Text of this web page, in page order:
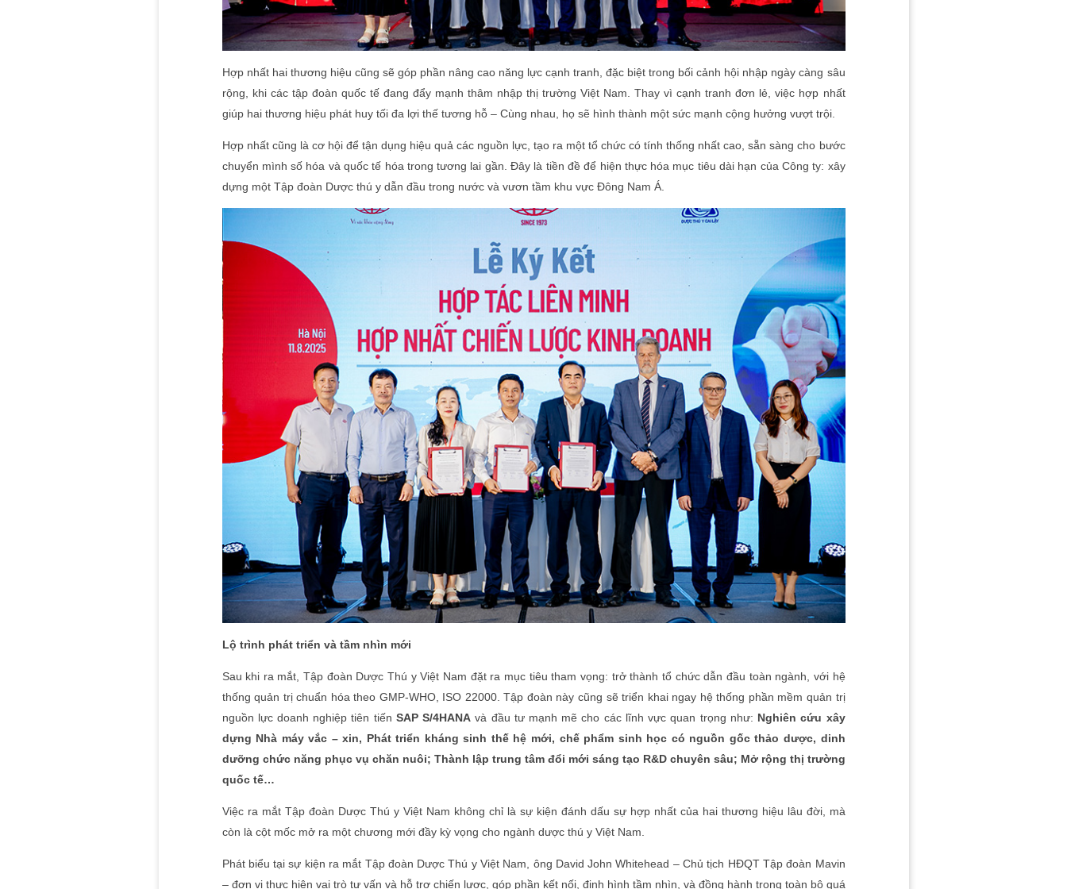
Hợp nhất hai thương hiệu cũng sẽ góp phần nâng cao năng lực cạnh tranh, đặc biệt trong bối cảnh hội nhập ngày càng sâu
rộng, khi các tập đoàn quốc tế đang đẩy mạnh thâm nhập thị trường Việt Nam. Thay vì cạnh tranh đơn lẻ, việc hợp nhất
giúp hai thương hiệu phát huy tối đa lợi thế tương hỗ – Cùng nhau, họ sẽ hình thành một sức mạnh cộng hưởng vượt trội.
Hợp nhất cũng là cơ hội để tận dụng hiệu quả các nguồn lực, tạo ra một tổ chức có tính thống nhất cao, sẵn sàng cho bước
chuyển mình số hóa và quốc tế hóa trong tương lai gần. Đây là tiền đề để hiện thực hóa mục tiêu dài hạn của Công ty: xây
dựng một Tập đoàn Dược thú y dẫn đầu trong nước và vươn tầm khu vực Đông Nam Á.
Lộ trình phát triển và tầm nhìn mới
Sau khi ra mắt, Tập đoàn Dược Thú y Việt Nam đặt ra mục tiêu tham vọng: trở thành tổ chức dẫn đầu toàn ngành, với hệ
thống quản trị chuẩn hóa theo GMP-WHO, ISO 22000. Tập đoàn này cũng sẽ triển khai ngay hệ thống phần mềm quản trị
nguồn lực doanh nghiệp tiên tiến SAP S/4HANA và đầu tư mạnh mẽ cho các lĩnh vực quan trọng như: Nghiên cứu xây
dựng Nhà máy vắc – xin, Phát triển kháng sinh thế hệ mới, chế phẩm sinh học có nguồn gốc thảo dược, dinh
dưỡng chức năng phục vụ chăn nuôi; Thành lập trung tâm đổi mới sáng tạo R&D chuyên sâu; Mở rộng thị trường
quốc tế…
Việc ra mắt Tập đoàn Dược Thú y Việt Nam không chỉ là sự kiện đánh dấu sự hợp nhất của hai thương hiệu lâu đời, mà
còn là cột mốc mở ra một chương mới đầy kỳ vọng cho ngành dược thú y Việt Nam.
Phát biểu tại sự kiện ra mắt Tập đoàn Dược Thú y Việt Nam, ông David John Whitehead – Chủ tịch HĐQT Tập đoàn Mavin
– đơn vị thực hiện vai trò tư vấn và hỗ trợ chiến lược, góp phần kết nối, định hình tầm nhìn, và đồng hành trong toàn bộ quá